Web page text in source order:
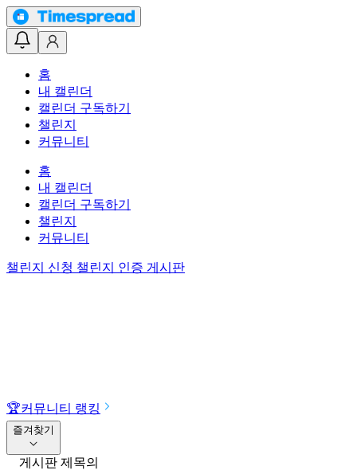
홈
내 캘린더
캘린더 구독하기
챌린지
커뮤니티
홈
내 캘린더
캘린더 구독하기
챌린지
커뮤니티
챌린지 신청 챌린지 인증 게시판
🏆커뮤니티 랭킹
즐겨찾기
게시판 제목의